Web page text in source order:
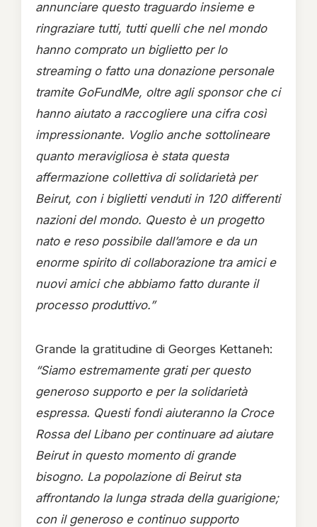
annunciare questo traguardo insieme e
ringraziare tutti, tutti quelli che nel mondo
hanno comprato un biglietto per lo
streaming o fatto una donazione personale
tramite GoFundMe, oltre agli sponsor che ci
hanno aiutato a raccogliere una cifra così
impressionante. Voglio anche sottolineare
quanto meravigliosa è stata questa
affermazione collettiva di solidarietà per
Beirut, con i biglietti venduti in 120 differenti
nazioni del mondo. Questo è un progetto
nato e reso possibile dall’amore e da un
enorme spirito di collaborazione tra amici e
nuovi amici che abbiamo fatto durante il
processo produttivo.”
Grande la gratitudine di Georges Kettaneh:
“Siamo estremamente grati per questo
generoso supporto e per la solidarietà
espressa. Questi fondi aiuteranno la Croce
Rossa del Libano per continuare ad aiutare
Beirut in questo momento di grande
bisogno. La popolazione di Beirut sta
affrontando la lunga strada della guarigione;
con il generoso e continuo supporto